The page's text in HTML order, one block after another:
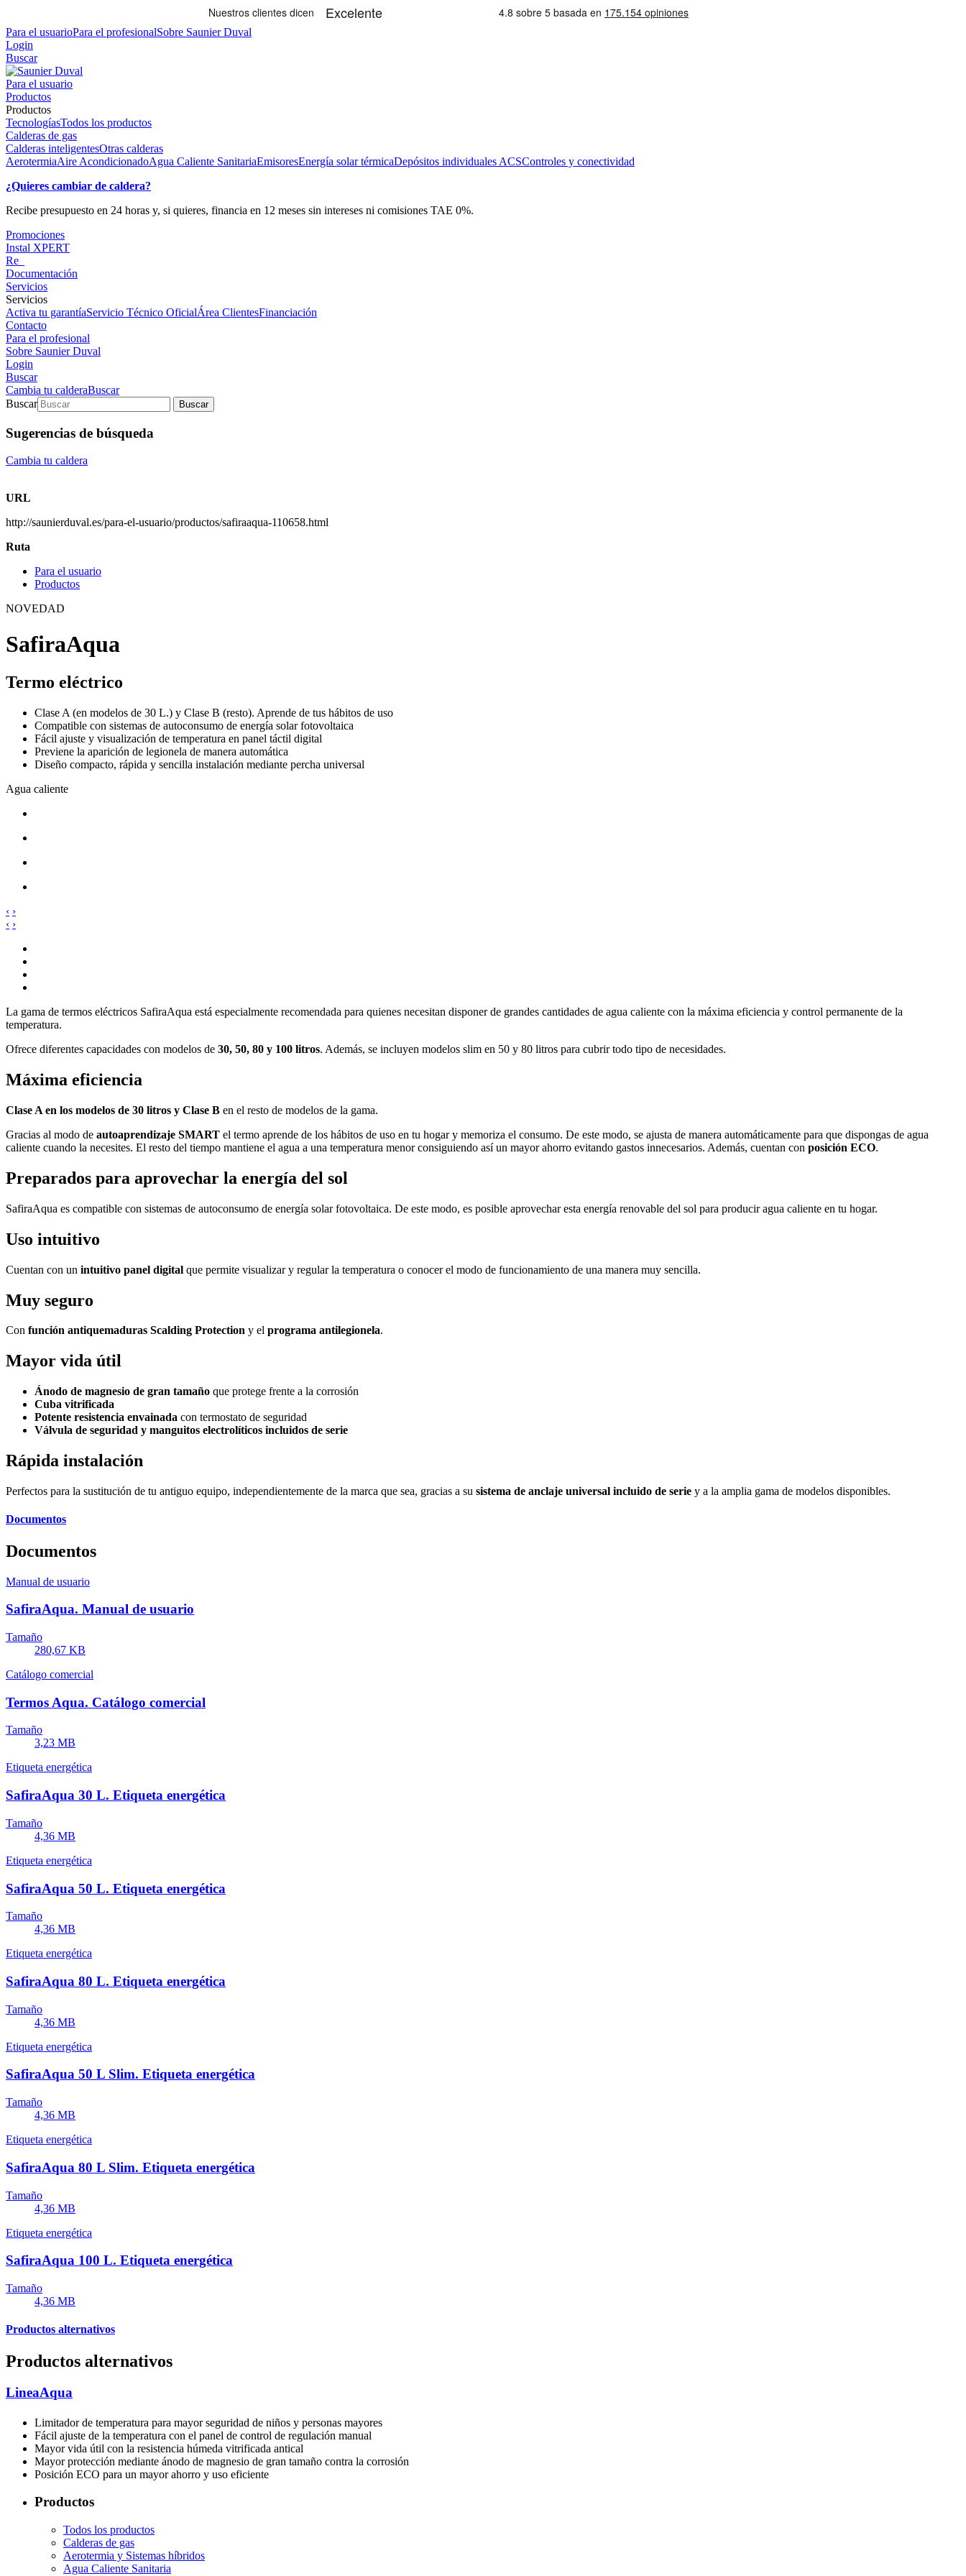
Para el usuarioPara el profesionalSobre Saunier Duval
Login
Buscar
Para el usuario
Productos
Productos
TecnologíasTodos los productos
Calderas de gas
Calderas inteligentesOtras calderas
AerotermiaAire AcondicionadoAgua Caliente SanitariaEmisoresEnergía solar térmicaDepósitos individuales ACSControles y conectividad
¿Quieres cambiar de caldera?
Recibe presupuesto en 24 horas y, si quieres, financia en 12 meses sin intereses ni comisiones TAE 0%.
Promociones
Instal XPERT
Re_
Documentación
Servicios
Servicios
Activa tu garantíaServicio Técnico OficialÁrea ClientesFinanciación
Contacto
Para el profesional
Sobre Saunier Duval
Login
Buscar
Cambia tu calderaBuscar
Buscar
Buscar
Sugerencias de búsqueda
Cambia tu caldera
URL
http://saunierduval.es/para-el-usuario/productos/safiraaqua-110658.html
Ruta
Para el usuario
Productos
NOVEDAD
SafiraAqua
Termo eléctrico
Clase A (en modelos de 30 L.) y Clase B (resto). Aprende de tus hábitos de uso
Compatible con sistemas de autoconsumo de energía solar fotovoltaica
Fácil ajuste y visualización de temperatura en panel táctil digital
Previene la aparición de legionela de manera automática
Diseño compacto, rápida y sencilla instalación mediante percha universal
Agua caliente
‹ ›
‹ ›
La gama de termos eléctricos SafiraAqua está especialmente recomendada para quienes necesitan disponer de grandes cantidades de agua caliente con la máxima eficiencia y control permanente de la
temperatura.
Ofrece diferentes capacidades con modelos de 30, 50, 80 y 100 litros. Además, se incluyen modelos slim en 50 y 80 litros para cubrir todo tipo de necesidades.
Máxima eficiencia
Clase A en los modelos de 30 litros y Clase B en el resto de modelos de la gama.
Gracias al modo de autoaprendizaje SMART el termo aprende de los hábitos de uso en tu hogar y memoriza el consumo. De este modo, se ajusta de manera automáticamente para que dispongas de agua
caliente cuando la necesites. El resto del tiempo mantiene el agua a una temperatura menor consiguiendo así un mayor ahorro evitando gastos innecesarios. Además, cuentan con posición ECO.
Preparados para aprovechar la energía del sol
SafiraAqua es compatible con sistemas de autoconsumo de energía solar fotovoltaica. De este modo, es posible aprovechar esta energía renovable del sol para producir agua caliente en tu hogar.
Uso intuitivo
Cuentan con un intuitivo panel digital que permite visualizar y regular la temperatura o conocer el modo de funcionamiento de una manera muy sencilla.
Muy seguro
Con función antiquemaduras Scalding Protection y el programa antilegionela.
Mayor vida útil
Ánodo de magnesio de gran tamaño que protege frente a la corrosión
Cuba vitrificada
Potente resistencia envainada con termostato de seguridad
Válvula de seguridad y manguitos electrolíticos incluidos de serie
Rápida instalación
Perfectos para la sustitución de tu antiguo equipo, independientemente de la marca que sea, gracias a su sistema de anclaje universal incluido de serie y a la amplia gama de modelos disponibles.
Documentos
Documentos
Manual de usuario
SafiraAqua. Manual de usuario
Tamaño
280,67 KB
Catálogo comercial
Termos Aqua. Catálogo comercial
Tamaño
3,23 MB
Etiqueta energética
SafiraAqua 30 L. Etiqueta energética
Tamaño
4,36 MB
Etiqueta energética
SafiraAqua 50 L. Etiqueta energética
Tamaño
4,36 MB
Etiqueta energética
SafiraAqua 80 L. Etiqueta energética
Tamaño
4,36 MB
Etiqueta energética
SafiraAqua 50 L Slim. Etiqueta energética
Tamaño
4,36 MB
Etiqueta energética
SafiraAqua 80 L Slim. Etiqueta energética
Tamaño
4,36 MB
Etiqueta energética
SafiraAqua 100 L. Etiqueta energética
Tamaño
4,36 MB
Productos alternativos
Productos alternativos
LineaAqua
Limitador de temperatura para mayor seguridad de niños y personas mayores
Fácil ajuste de la temperatura con el panel de control de regulación manual
Mayor vida útil con la resistencia húmeda vitrificada antical
Mayor protección mediante ánodo de magnesio de gran tamaño contra la corrosión
Posición ECO para un mayor ahorro y uso eficiente
Productos
Todos los productos
Calderas de gas
Aerotermia y Sistemas híbridos
Agua Caliente Sanitaria